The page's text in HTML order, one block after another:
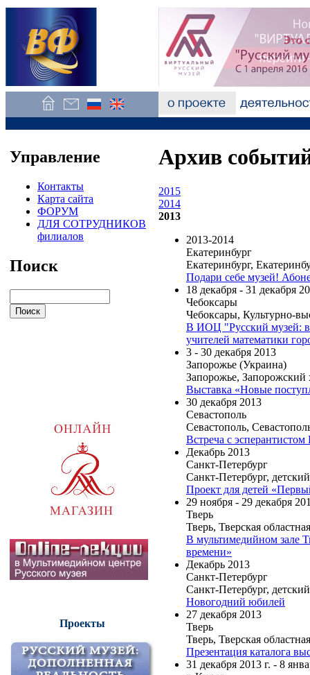
Управление
Контакты
Карта сайта
ФОРУМ
ДЛЯ СОТРУДНИКОВ
филиалов
Поиск
Проекты
Архив
2015
2014
2013
2013-2014
Екатеринбург
Екатеринбург,
Подари себе музей!
18 декабря - 31 декабря
Чебоксары
Чебоксары, Культурно-
В ИОЦ "Русский музей:
учителей математики
3 - 30 декабря 2013
Запорожье (Украина)
Запорожье, Запорожский
Выставка «Новые
30 декабря 2013
Севастополь
Севастополь,
Встреча с эсперантистом
Декабрь 2013
Санкт-Петербург
Санкт-Петербург,
Проект для детей
29 ноября - 29 декабря
Тверь
Тверь, Тверская
В мультимедийном зале
времени»
Декабрь 2013
Санкт-Петербург
Санкт-Петербург,
Новогодний юбилей
27 декабря 2013
Тверь
Тверь, Тверская
Презентация каталога
31 декабря 2013 г. - 8